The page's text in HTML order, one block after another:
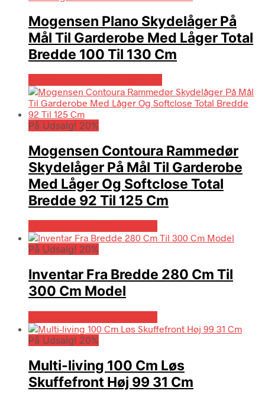
Mogensen Plano Skydelåger På
Mål Til Garderobe Med Låger Total
Bredde 100 Til 130 Cm
På Udsalg! 20%
Mogensen Contoura Rammedør
Skydelåger På Mål Til Garderobe
Med Låger Og Softclose Total
Bredde 92 Til 125 Cm
På Udsalg! 20%
Inventar Fra Bredde 280 Cm Til
300 Cm Model
På Udsalg! 20%
Multi-living 100 Cm Løs
Skuffefront Høj 99 31 Cm